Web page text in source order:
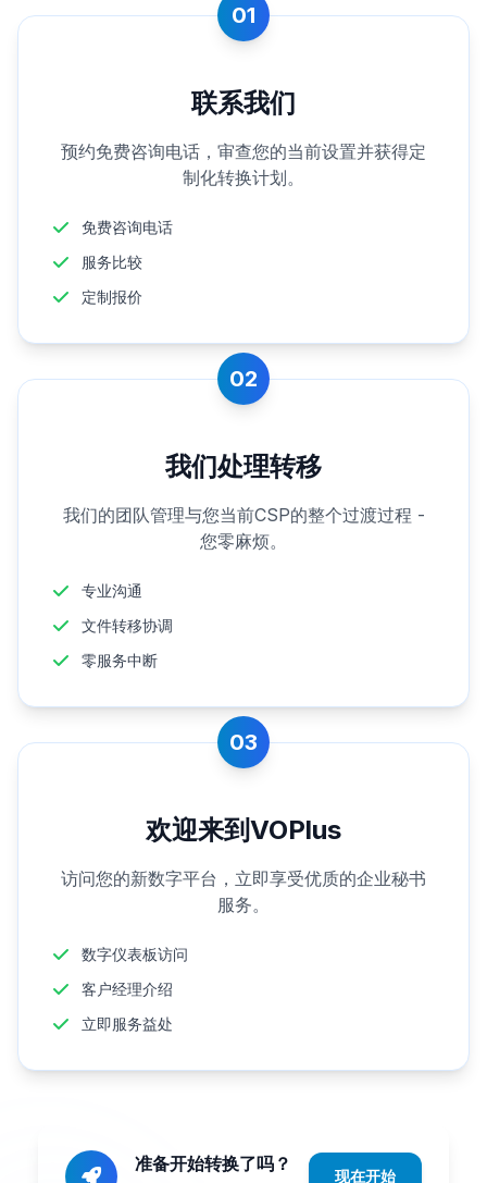
01
联系我们
预约免费咨询电话，审查您的当前设置并获得定
制化转换计划。
免费咨询电话
服务比较
定制报价
02
我们处理转移
我们的团队管理与您当前CSP的整个过渡过程 -
您零麻烦。
专业沟通
文件转移协调
零服务中断
03
欢迎来到VOPlus
访问您的新数字平台，立即享受优质的企业秘书
服务。
数字仪表板访问
客户经理介绍
立即服务益处
准备开始转换了吗？
现在开始